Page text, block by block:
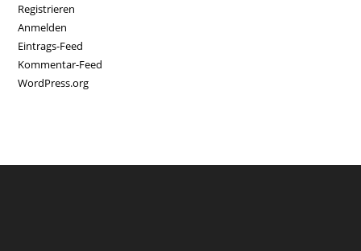
Registrieren
Anmelden
Eintrags-Feed
Kommentar-Feed
WordPress.org